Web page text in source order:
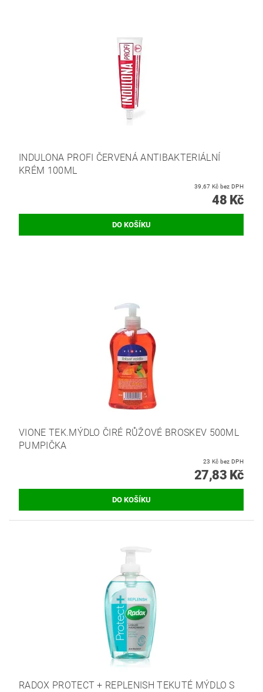
INDULONA PROFI ČERVENÁ ANTIBAKTERIÁLNÍ
KRÉM 100ML
39,67 Kč bez DPH
48 Kč
VIONE TEK.MÝDLO ČIRÉ RŮŽOVÉ BROSKEV 500ML
PUMPIČKA
23 Kč bez DPH
27,83 Kč
RADOX PROTECT + REPLENISH TEKUTÉ MÝDLO S